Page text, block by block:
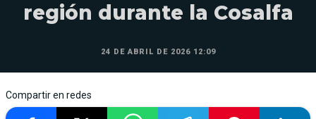
región durante la Cosalfa
24 DE ABRIL DE 2026 12:09
Compartir en redes